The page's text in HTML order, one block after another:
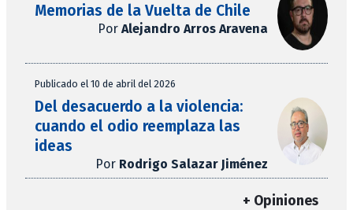
Memorias de la Vuelta de Chile
Por Alejandro Arros Aravena
Publicado el 10 de abril del 2026
Del desacuerdo a la violencia:
cuando el odio reemplaza las
ideas
Por Rodrigo Salazar Jiménez
+ Opiniones